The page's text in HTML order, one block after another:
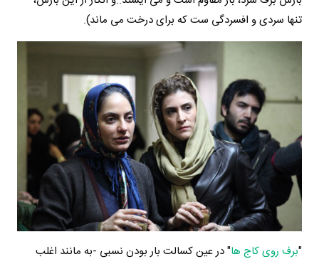
تنها سردی و افسردگی ست که برای درخت می ماند).
"برف روی کاج ها" در عین کسالت بار بودن نسبی -به مانند اغلب